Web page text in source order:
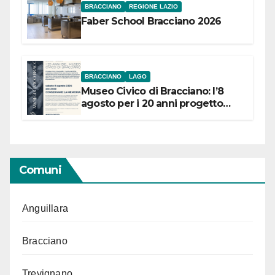
BRACCIANO REGIONE LAZIO
Faber School Bracciano 2026
BRACCIANO LAGO
Museo Civico di Bracciano: l’8
agosto per i 20 anni progetto
Comuni
Anguillara
Bracciano